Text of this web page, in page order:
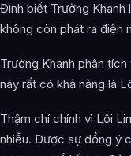
Đình biết Trường
không còn phát ra điện
Trường Khanh phân
này rất có khả năng là
Thậm chí chính vì Lôi
nhiễu. Được sự đồng ý